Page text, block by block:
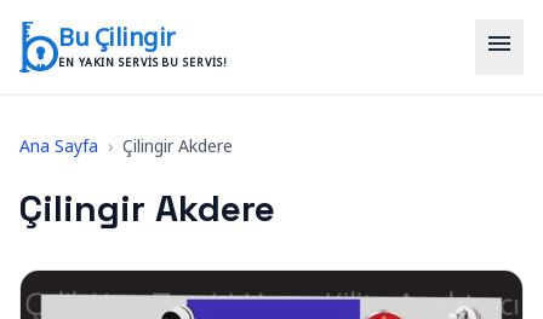
Bu Çilingir
EN YAKIN SERVIS BU SERVIS!
menu
Ana Sayfa › Çilingir Akdere
Çilingir Akdere